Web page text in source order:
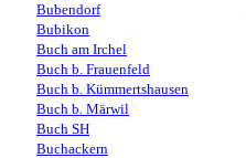
Bubendorf
Bubikon
Buch am Irchel
Buch b. Frauenfeld
Buch b. Kümmertshausen
Buch b. Märwil
Buch SH
Buchackern